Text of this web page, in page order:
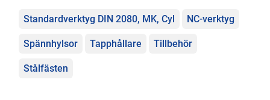
Kategorier
Standardverktyg DIN 2080, MK, Cyl NC-verktyg
Spännhylsor Tapphållare Tillbehör
Stålfästen